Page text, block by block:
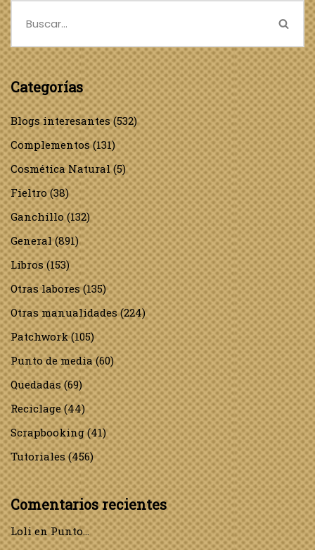
Categorías
Blogs interesantes(532)
Complementos(131)
Cosmética Natural(5)
Fieltro(38)
Ganchillo(132)
General(891)
Libros(153)
Otras labores(135)
Otras manualidades(224)
Patchwork(105)
Punto de media(60)
Quedadas(69)
Reciclage(44)
Scrapbooking(41)
Tutoriales(456)
Comentarios recientes
LolienPunto…